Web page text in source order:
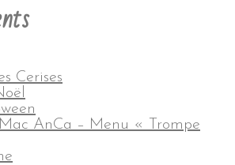
Cerises
AnCa – Menu « Trompe